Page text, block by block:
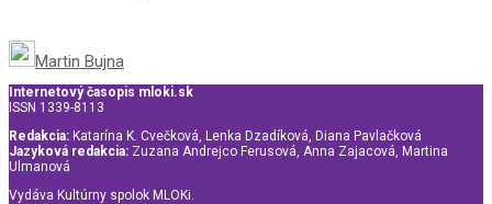
Martin Bujna
Internetový časopis mloki.sk
ISSN 1339-8113
Redakcia: Katarína K. Cvečková, Lenka Dzadíková, Diana Pavlačková
Jazyková redakcia: Zuzana Andrejco Ferusová, Anna Zajacová, Martina
Ulmanová
Vydáva Kultúrny spolok MLOKi.